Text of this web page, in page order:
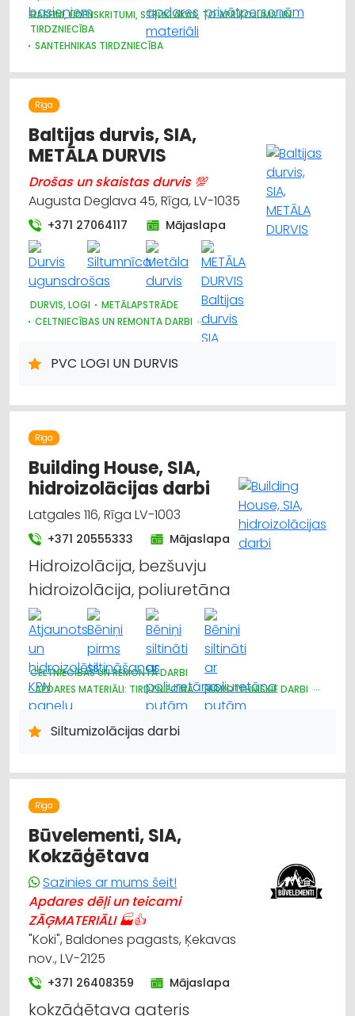
BASEINI, ŪDENSKRITUMI, STRŪKLAKAS, TO APRĪKOJUMS UN
TIRDZNIECĪBA
SANTEHNIKAS TIRDZNIECĪBA
Rīga
Baltijas durvis, SIA,
METĀLA DURVIS
Drošas un skaistas durvis 💯
Augusta Deglava 45, Rīga, LV-1035
+371 27064117 Mājaslapa
DURVIS, LOGI
METĀLAPSTRĀDE
CELTNIECĪBAS UN REMONTA DARBI
BŪVMATERIĀLU, BŪVKONSTRUKCIJU TIRDZNIECĪBA
KRĀSNIS UN KAMĪNI
INTERNETVEIKALI, E-KOMERCIJA
PVC LOGI UN DURVIS
Rīga
Building House, SIA,
hidroizolācijas darbi
Latgales 116, Rīga LV-1003
+371 20555333 Mājaslapa
Hidroizolācija, bezšuvju
hidroizolācija, poliuretāna
CELTNIECĪBAS UN REMONTA DARBI
APDARES MATERIĀLI: TIRDZNIECĪBA
HIDROTEHNISKIE DARBI
JUMIĶU DARBI
BŪVMATERIĀLU, BŪVKONSTRUKCIJU TIRDZNIECĪBA
SILTUMIZOLĀCIJAS DARBI
Siltumizolācijas darbi
Rīga
Būvelementi, SIA,
Kokzāģētava
Sazinies ar mums šeit!
Apdares dēļi un teicami
ZĀĢMATERIĀLI 🏭👍
"Koki", Baldones pagasts, Ķekavas
nov., LV-2125
+371 26408359 Mājaslapa
kokzāģētava gateris